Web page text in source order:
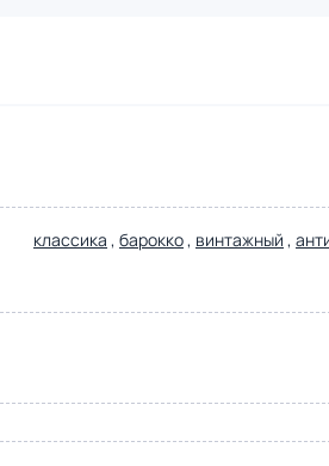
классика , барокко, винтажный ,